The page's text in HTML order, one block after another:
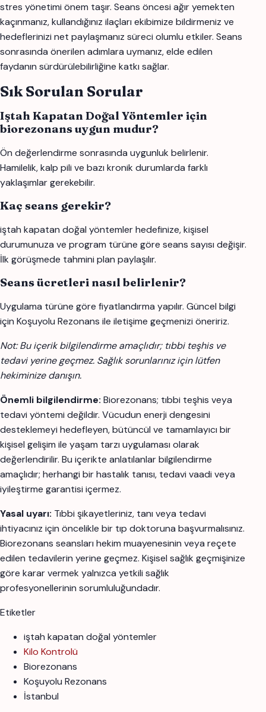
stres yönetimi önem taşır. Seans öncesi ağır yemekten
kaçınmanız, kullandığınız ilaçları ekibimize bildirmeniz ve
hedeflerinizi net paylaşmanız süreci olumlu etkiler. Seans
sonrasında önerilen adımlara uymanız, elde edilen
faydanın sürdürülebilirliğine katkı sağlar.
Sık Sorulan Sorular
Iştah Kapatan Doğal Yöntemler için
biorezonans uygun mudur?
Ön değerlendirme sonrasında uygunluk belirlenir.
Hamilelik, kalp pili ve bazı kronik durumlarda farklı
yaklaşımlar gerekebilir.
Kaç seans gerekir?
iştah kapatan doğal yöntemler hedefinize, kişisel
durumunuza ve program türüne göre seans sayısı değişir.
İlk görüşmede tahmini plan paylaşılır.
Seans ücretleri nasıl belirlenir?
Uygulama türüne göre fiyatlandırma yapılır. Güncel bilgi
için Koşuyolu Rezonans ile iletişime geçmenizi öneririz.
Not: Bu içerik bilgilendirme amaçlıdır; tıbbi teşhis ve
tedavi yerine geçmez. Sağlık sorunlarınız için lütfen
hekiminize danışın.
Önemli bilgilendirme: Biorezonans; tıbbi teşhis veya
tedavi yöntemi değildir. Vücudun enerji dengesini
desteklemeyi hedefleyen, bütüncül ve tamamlayıcı bir
kişisel gelişim ile yaşam tarzı uygulaması olarak
değerlendirilir. Bu içerikte anlatılanlar bilgilendirme
amaçlıdır; herhangi bir hastalık tanısı, tedavi vaadi veya
iyileştirme garantisi içermez.
Yasal uyarı: Tıbbi şikayetleriniz, tanı veya tedavi
ihtiyacınız için öncelikle bir tıp doktoruna başvurmalısınız.
Biorezonans seansları hekim muayenesinin veya reçete
edilen tedavilerin yerine geçmez. Kişisel sağlık geçmişinize
göre karar vermek yalnızca yetkili sağlık
profesyonellerinin sorumluluğundadır.
Etiketler
iştah kapatan doğal yöntemler
Kilo Kontrolü
Biorezonans
Koşuyolu Rezonans
İstanbul